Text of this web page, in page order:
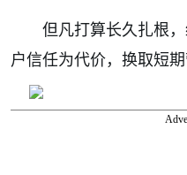
但凡打算长久扎根
户信任为代价，换取短期